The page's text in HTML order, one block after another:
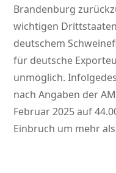
Brandenburg
wichtigen
deutschem
für deutsche
unmöglich.
nach Angaben der
Februar 2025 auf
Einbruch um mehr